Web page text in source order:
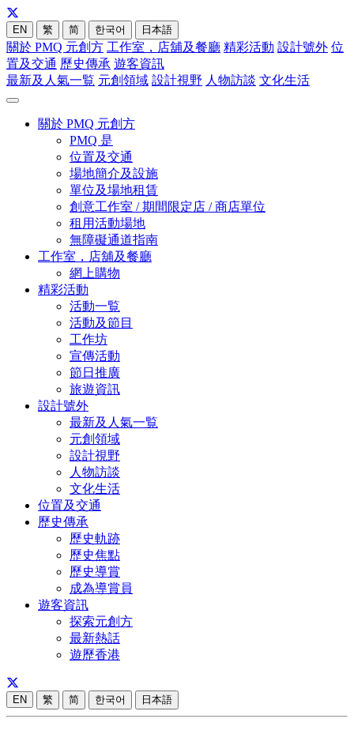
EN 繁 简 한국어 日本語
關於 PMQ 元創方 工作室，店舖及餐廳 精彩活動 設計號外 位
置及交通 歷史傳承 遊客資訊
最新及人氣一覧 元創領域 設計視野 人物訪談 文化生活
關於 PMQ 元創方
PMQ 是
位置及交通
場地簡介及設施
單位及場地租賃
創意工作室 / 期間限定店 / 商店單位
租用活動場地
無障礙通道指南
工作室，店舖及餐廳
網上購物
精彩活動
活動一覧
活動及節目
工作坊
宣傳活動
節日推廣
旅遊資訊
設計號外
最新及人氣一覧
元創領域
設計視野
人物訪談
文化生活
位置及交通
歷史傳承
歷史軌跡
歷史焦點
歷史導賞
成為導賞員
遊客資訊
探索元創方
最新熱話
遊歷香港
EN 繁 简 한국어 日本語